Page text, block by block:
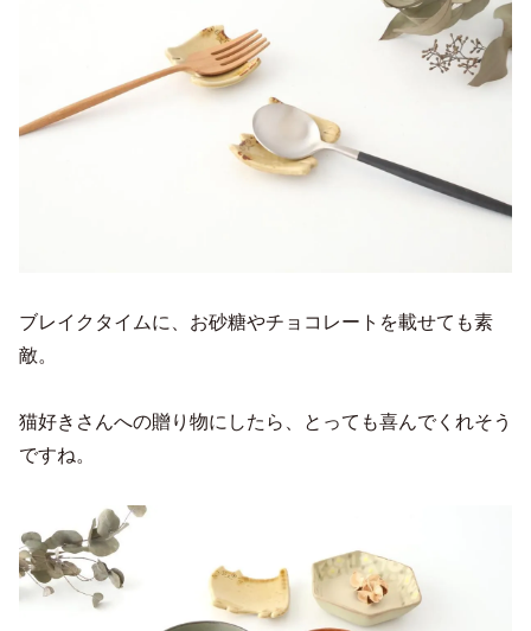
ブレイクタイムに、お砂糖やチョコレートを載せても素
敵。
猫好きさんへの贈り物にしたら、とっても喜んでくれそう
ですね。